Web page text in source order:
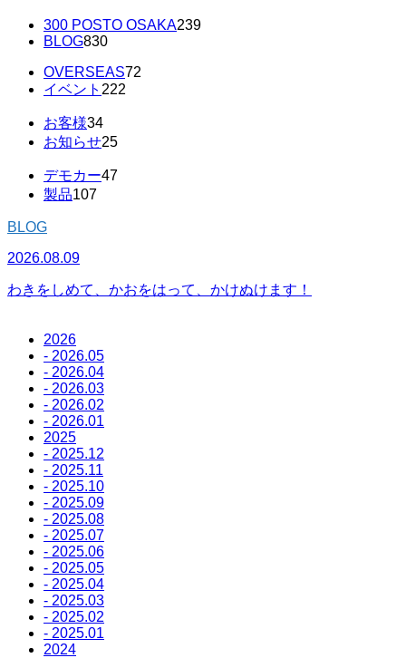
300 POSTO OSAKA239
BLOG830
OVERSEAS72
イベント 222
お客様34
お知らせ25
デモカー47
製品107
BLOG
2026.08.09
わきをしめて、かおをはって、かけぬけます！
2026
- 2026.05
- 2026.04
- 2026.03
- 2026.02
- 2026.01
2025
- 2025.12
- 2025.11
- 2025.10
- 2025.09
- 2025.08
- 2025.07
- 2025.06
- 2025.05
- 2025.04
- 2025.03
- 2025.02
- 2025.01
2024